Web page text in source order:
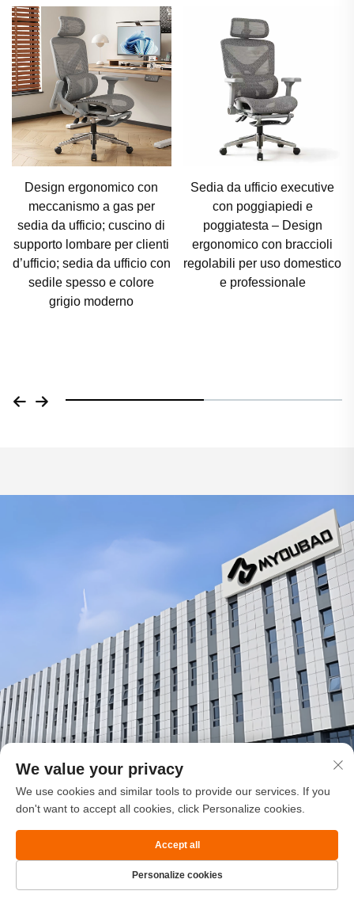
Design ergonomico con
meccanismo a gas per
sedia da ufficio; cuscino di
supporto lombare per clienti
d’ufficio; sedia da ufficio con
sedile spesso e colore
grigio moderno
Sedia da ufficio executive
con poggiapiedi e
poggiatesta – Design
ergonomico con braccioli
regolabili per uso domestico
e professionale
Richiedi un preventivo gratuito
Homepage Prodotto Circa CONTATTO
We value your privacy
We use cookies and similar tools to provide our services. If you
don't want to accept all cookies, click Personalize cookies.
Personalize cookies
Accept all